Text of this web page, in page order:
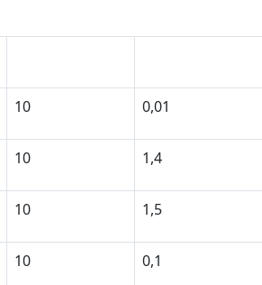
10 0,01
10 1,4
10 1,5
10 0,1